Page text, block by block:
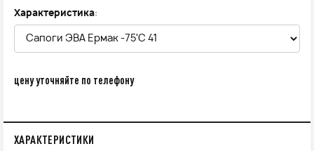
Характеристика:
цену уточняйте по телефону
ХАРАКТЕРИСТИКИ